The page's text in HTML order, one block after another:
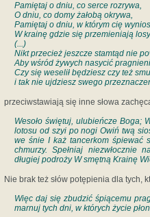
Pamiętaj o dniu, co serce rozrywa,
O dniu, co domy żałobą okrywa,
Pamiętaj o dniu, w którym cię
W krainę gdzie się przemieniają
(...)
Nikt przecież jeszcze stamtąd nie
Aby wśród żywych nasycić
Czy się weselił będziesz czy też
i tak nie ujdziesz swego
przeciwstawiają się inne słowa
Wesoło świętuj, ulubieńcze Boga;
lotosu od szyi po nogi Owiń twą
we śnie I każ tancerkom śpiewać
chmurzy. Spełniaj niezwłocznie
długiej podroży W smętną Krainę
Nie brak też słów potępienia dla tych,
Więc daj się zbudzić śpiącemu
marnuj tych dni, w których życie